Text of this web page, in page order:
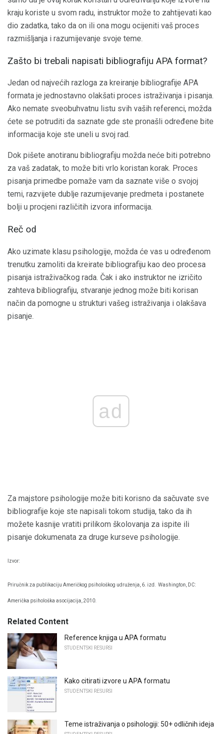
kraju koriste u svom radu, instruktor može to zahtijevati kao
dio zadatka, tako da on ili ona mogu ocijeniti vaš proces
razmišljanja i razumijevanje svoje teme.
Zašto bi trebali napisati bibliografiju APA format?
Jedan od najvećih razloga za kreiranje bibliografije APA
formata je jednostavno olakšati proces istraživanja i pisanja.
Ako nemate sveobuhvatnu listu svih vaših referenci, možda
ćete se potruditi da saznate gde ste pronašli određene bite
informacija koje ste uneli u svoj rad.
Dok pišete anotiranu bibliografiju možda neće biti potrebno
za vaš zadatak, to može biti vrlo koristan korak. Proces
pisanja primedbe pomaže vam da saznate više o svojoj
temi, razvijete dublje razumijevanje predmeta i postanete
bolji u procjeni različitih izvora informacija.
Reč od
Ako uzimate klasu psihologije, možda će vas u određenom
trenutku zamoliti da kreirate bibliografiju kao deo procesa
pisanja istraživačkog rada. Čak i ako instruktor ne izričito
zahteva bibliografiju, stvaranje jednog može biti korisan
način da pomogne u strukturi vašeg istraživanja i olakšava
pisanje.
ad
Za majstore psihologije može biti korisno da sačuvate sve
bibliografije koje ste napisali tokom studija, tako da ih
možete kasnije vratiti prilikom školovanja za ispite ili
pisanje dokumenata za druge kurseve psihologije.
Izvor:
Priručnik za publikaciju Američkog psihološkog udruženja, 6. izd. Washington, DC:
Američka psihološka asocijacija, 2010.
Related Content
Reference knjiga u APA formatu
STUDENTSKI RESURSI
Kako citirati izvore u APA formatu
STUDENTSKI RESURSI
Teme istraživanja o psihologiji: 50+ odličnih ideja